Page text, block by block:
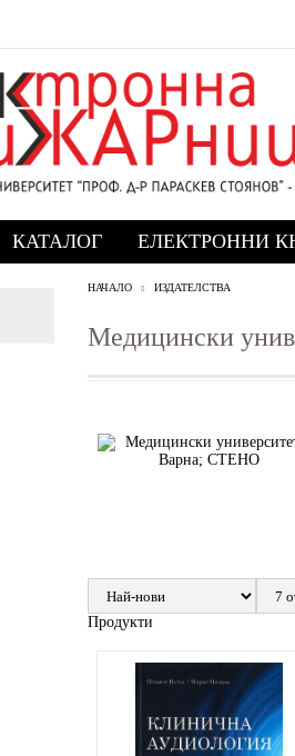
КАТАЛОГ ЕЛЕКТРОННИ
НАЧАЛО ИЗДАТЕЛСТВА
Медицински
Продукти